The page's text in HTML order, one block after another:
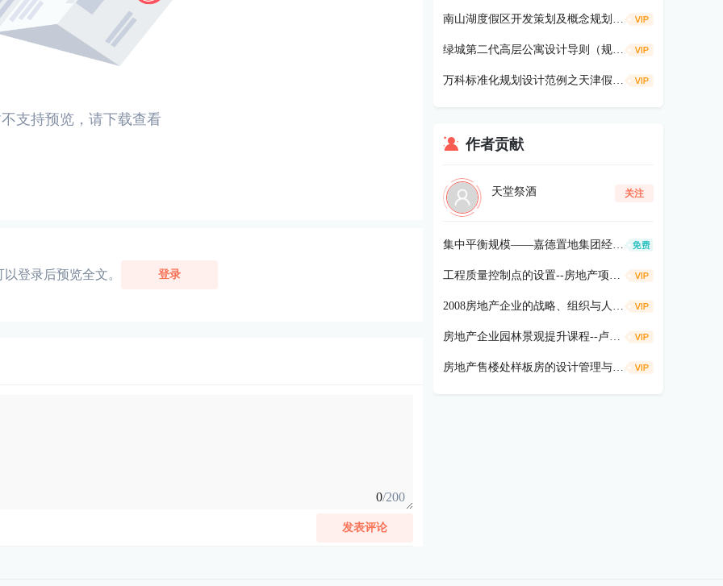
支持预览，请下载查看
登录后预览全文。 登录
0/200
发表评论
南山湖度假区开发策划及概念规划75p
绿城第二代高层公寓设计导则（规划设计部）56p
万科标准化规划设计范例之天津假日风
作者贡献
天堂祭酒 关注
集中平衡规模——嘉德置地集团经营制胜的三大法宝5p
工程质量控制点的设置--房地产项目工程质量缺陷及对策99P
2008房地产企业的战略、组织与人227p
房地产企业园林景观提升课程--卢卓君141p
房地产售楼处样板房的设计管理与运用101p